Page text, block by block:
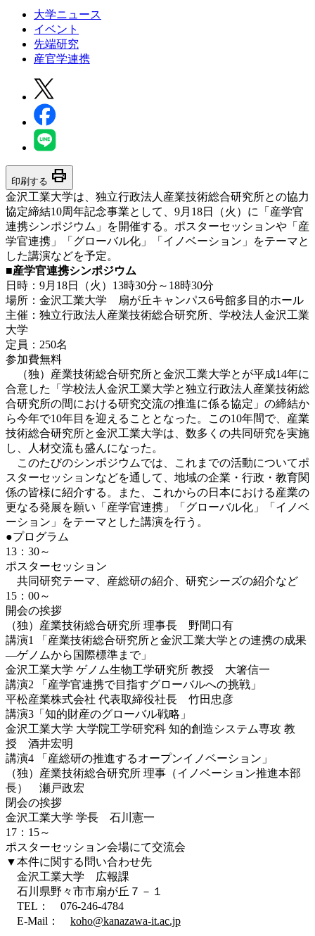
大学ニュース
イベント
先端研究
産官学連携
印刷する print
金沢工業大学は、独立行政法人産業技術総合研究所との協力
協定締結10周年記念事業として、9月18日（火）に「産学官
連携シンポジウム」を開催する。ポスターセッションや「産
学官連携」「グローバル化」「イノベーション」をテーマと
した講演などを予定。
■産学官連携シンポジウム
日時：9月18日（火）13時30分～18時30分
場所：金沢工業大学 扇が丘キャンパス6号館多目的ホール
主催：独立行政法人産業技術総合研究所、学校法人金沢工業
大学
定員：250名
参加費無料
（独）産業技術総合研究所と金沢工業大学とが平成14年に
合意した「学校法人金沢工業大学と独立行政法人産業技術総
合研究所の間における研究交流の推進に係る協定」の締結か
ら今年で10年目を迎えることとなった。この10年間で、産業
技術総合研究所と金沢工業大学は、数多くの共同研究を実施
し、人材交流も盛んになった。
このたびのシンポジウムでは、これまでの活動についてポ
スターセッションなどを通して、地域の企業・行政・教育関
係の皆様に紹介する。また、これからの日本における産業の
更なる発展を願い「産学官連携」「グローバル化」「イノベ
ーション」をテーマとした講演を行う。
●プログラム
13：30～
ポスターセッション
共同研究テーマ、産総研の紹介、研究シーズの紹介など
15：00～
開会の挨拶
（独）産業技術総合研究所 理事長 野間口有
講演1 「産業技術総合研究所と金沢工業大学との連携の成果
―ゲノムから国際標準まで」
金沢工業大学 ゲノム生物工学研究所 教授 大箸信一
講演2 「産学官連携で目指すグローバルへの挑戦」
平松産業株式会社 代表取締役社長 竹田忠彦
講演3「知的財産のグローバル戦略」
金沢工業大学 大学院工学研究科 知的創造システム専攻 教
授 酒井宏明
講演4 「産総研の推進するオープンイノベーション」
（独）産業技術総合研究所 理事（イノベーション推進本部
長） 瀬戸政宏
閉会の挨拶
金沢工業大学 学長 石川憲一
17：15～
ポスターセッション会場にて交流会
▼本件に関する問い合わせ先
金沢工業大学 広報課
石川県野々市市扇が丘７－１
TEL： 076-246-4784
E-Mail： koho@kanazawa-it.ac.jp